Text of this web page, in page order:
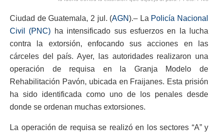
Ciudad de Guatemala, 2 jul. (AGN ).– La Policía Nacional
Civil (PNC) ha intensificado sus esfuerzos en la lucha
contra la extorsión, enfocando sus acciones en las
cárceles del país. Ayer, las autoridades realizaron una
operación de requisa en la Granja Modelo de
Rehabilitación Pavón, ubicada en Fraijanes. Esta prisión
ha sido identificada como uno de los penales desde
donde se ordenan muchas extorsiones.
La operación de requisa se realizó en los sectores “A” y